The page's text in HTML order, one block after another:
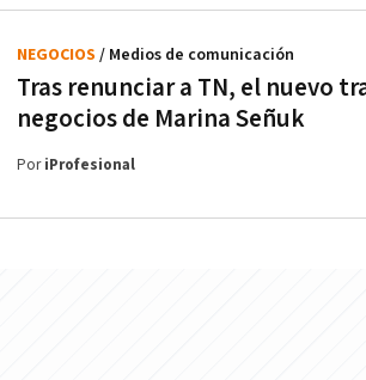
Tras renunciar a TN, el nuevo
negocios de Marina Señuk
NEGOCIOS / Medios de comunicación
PoriProfesional